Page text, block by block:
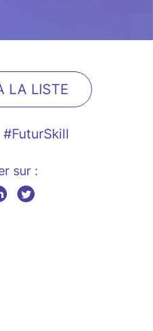
LA LISTE
#FuturSkill
sur :